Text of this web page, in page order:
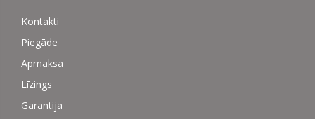
Kontakti
Piegāde
Apmaksa
Līzings
Garantija